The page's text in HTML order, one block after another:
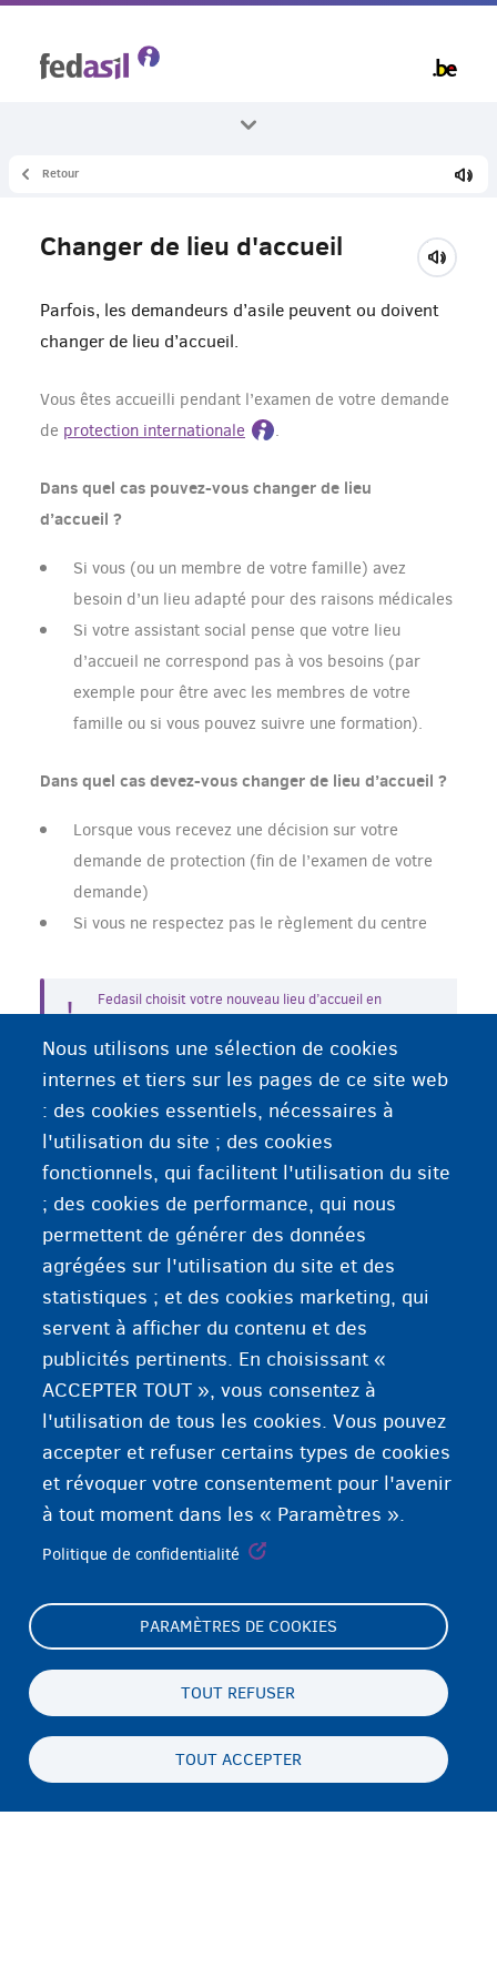
Tous les thèmes
Dans un centre d'accueil
Retour
Changer de lieu d'accueil
Parfois, les demandeurs d’asile peuvent ou doivent
changer de lieu d’accueil.
Vous êtes accueilli pendant l’examen de votre demande
de protection internationale .
Dans quel cas pouvez-vous changer de lieu
d’accueil ?
Si vous (ou un membre de votre famille) avez
besoin d’un lieu adapté pour des raisons médicales
Si votre assistant social pense que votre lieu
d’accueil ne correspond pas à vos besoins (par
exemple pour être avec les membres de votre
famille ou si vous pouvez suivre une formation).
Dans quel cas devez-vous changer de lieu d’accueil ?
Lorsque vous recevez une décision sur votre
demande de protection (fin de l’examen de votre
demande)
Si vous ne respectez pas le règlement du centre
Fedasil choisit votre nouveau lieu d’accueil en
besoins et des places disponibles. Vous ne pouvez
donc pas choisir vous-même votre nouveau lieu
Informations supplémentaires
L’accueil des demandeurs d’asile
Votre lieu d’accueil
Nous utilisons une sélection de cookies
internes et tiers sur les pages de ce site web
: des cookies essentiels, nécessaires à
l'utilisation du site ; des cookies
fonctionnels, qui facilitent l'utilisation du site
; des cookies de performance, qui nous
permettent de générer des données
agrégées sur l'utilisation du site et des
statistiques ; et des cookies marketing, qui
servent à afficher du contenu et des
publicités pertinents. En choisissant «
ACCEPTER TOUT », vous consentez à
l'utilisation de tous les cookies. Vous pouvez
accepter et refuser certains types de cookies
et révoquer votre consentement pour l'avenir
à tout moment dans les « Paramètres ».
Politique de confidentialité
PARAMÈTRES DE COOKIES
TOUT REFUSER
TOUT ACCEPTER
Footer
(menu)
Paramètres de cookies
Déclaration relative aux cookies
Vie privée & mentions légales
FR
Persistent
menu